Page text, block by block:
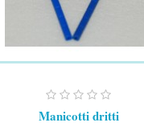
Manicotti dritti